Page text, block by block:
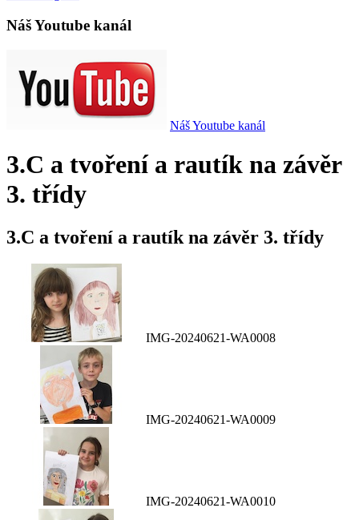
Náš Youtube kanál
Náš Youtube kanál
3.C a tvoření a rautík na závěr
3. třídy
3.C a tvoření a rautík na závěr 3. třídy
IMG-20240621-WA0008
IMG-20240621-WA0009
IMG-20240621-WA0010